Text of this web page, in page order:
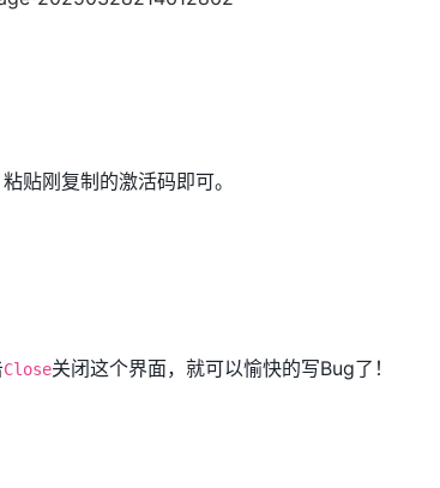
贴刚复制的激活码即可。
Close关闭这个界面，就可以愉快的写Bug了！